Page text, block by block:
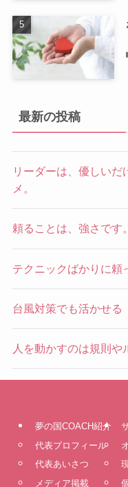
最新の投稿
リーダーは、優しい
メ。
頼ることは、強さです。
テクニックばかりに頼
台風対策でも活かせる
人を動かすのは規則や
夢の国COACH紹介
代表プロフィール
代表あいさつ
メディア掲載